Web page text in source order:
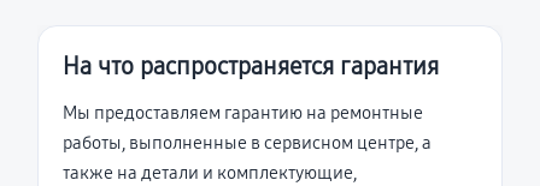
На что распространяется гарантия
Мы предоставляем гарантию на ремонтные
работы, выполненные в сервисном центре, а
также на детали и комплектующие,